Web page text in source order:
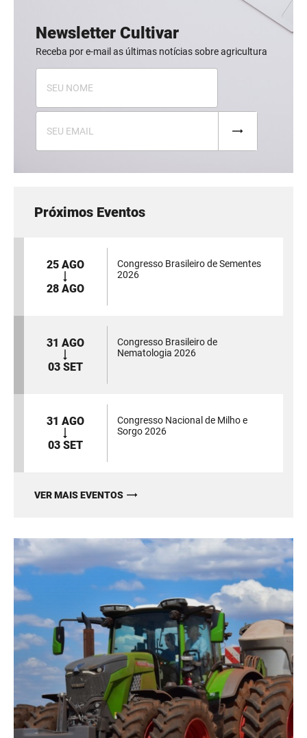
Newsletter Cultivar
Receba por e-mail as últimas notícias sobre agricultura
Próximos Eventos
25 AGO
28 AGO
Congresso Brasileiro de Sementes
2026
31 AGO
03 SET
Congresso Brasileiro de
Nematologia 2026
31 AGO
03 SET
Congresso Nacional de Milho e
Sorgo 2026
VER MAIS EVENTOS